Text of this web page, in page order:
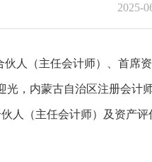
2025-
伙人（主任会计师）、首席
光，内蒙古自治区注册会
人（主任会计师）及资产